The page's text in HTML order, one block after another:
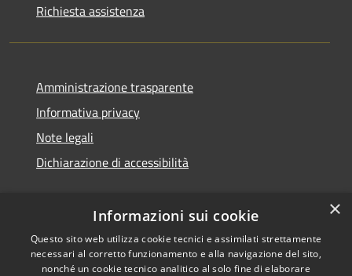
Richiesta assistenza
Amministrazione trasparente
Informativa privacy
Note legali
Dichiarazione di accessibilità
×
Informazioni sui cookie
Questo sito web utilizza cookie tecnici e assimilati strettamente
necessari al corretto funzionamento e alla navigazione del sito,
nonché un cookie tecnico analitico al solo fine di elaborare